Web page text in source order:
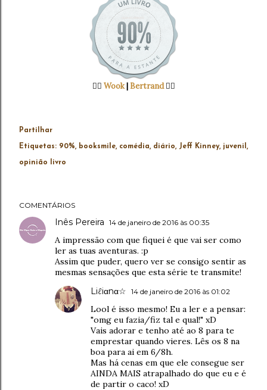
👉🏻 Wook|Bertrand👈🏻
Partilhar
Etiquetas: 90% booksmile comédia diário Jeff Kinney juvenil
opinião livro
COMENTÁRIOS
Inês Pereira 14 de janeiro de 2016 às 00:35
A impressão com que fiquei é que vai ser como
ler as tuas aventuras. :p
Assim que puder, quero ver se consigo sentir as
mesmas sensações que esta série te transmite!
Liℓiαnα☆ 14 de janeiro de 2016 às 01:02
Lool é isso mesmo! Eu a ler e a pensar:
"omg eu fazia/fiz tal e qual!" xD
Vais adorar e tenho até ao 8 para te
emprestar quando vieres. Lês os 8 na
boa para ai em 6/8h.
Mas há cenas em que ele consegue ser
AINDA MAIS atrapalhado do que eu e é
de partir o caco! xD